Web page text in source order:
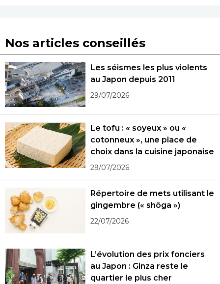
Nos articles conseillés
Les séismes les plus violents
au Japon depuis 2011
29/07/2026
Le tofu : « soyeux » ou «
cotonneux », une place de
choix dans la cuisine japonaise
29/07/2026
Répertoire de mets utilisant le
gingembre (« shôga »)
22/07/2026
L’évolution des prix fonciers
au Japon : Ginza reste le
quartier le plus cher